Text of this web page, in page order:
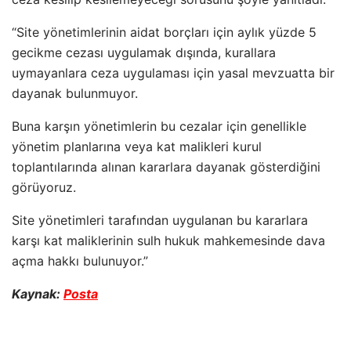
“Site yönetimlerinin aidat borçları için aylık yüzde 5
gecikme cezası uygulamak dışında, kurallara
uymayanlara ceza uygulaması için yasal mevzuatta bir
dayanak bulunmuyor.
Buna karşın yönetimlerin bu cezalar için genellikle
yönetim planlarına veya kat malikleri kurul
toplantılarında alınan kararlara dayanak gösterdiğini
görüyoruz.
Site yönetimleri tarafından uygulanan bu kararlara
karşı kat maliklerinin sulh hukuk mahkemesinde dava
açma hakkı bulunuyor.”
Kaynak: Posta